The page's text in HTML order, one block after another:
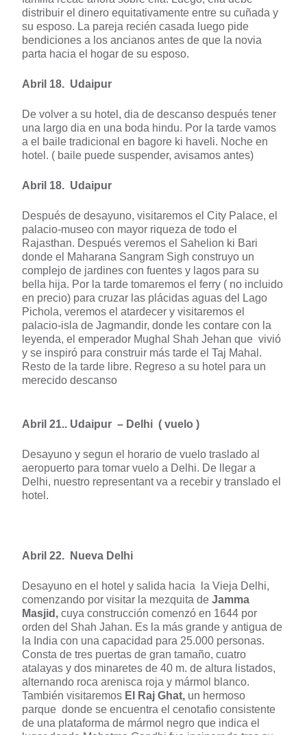
distribuir el dinero equitativamente entre su cuñada y
su esposo. La pareja recién casada luego pide
bendiciones a los ancianos antes de que la novia
parta hacia el hogar de su esposo.
Abril 18. Udaipur
De volver a su hotel, dia de descanso después tener
una largo dia en una boda hindu. Por la tarde vamos
a el baile tradicional en bagore ki haveli. Noche en
hotel. ( baile puede suspender, avisamos antes)
Abril 18. Udaipur
Después de desayuno, visitaremos el City Palace, el
palacio-museo con mayor riqueza de todo el
Rajasthan. Después veremos el Sahelion ki Bari
donde el Maharana Sangram Sigh construyo un
complejo de jardines con fuentes y lagos para su
bella hija. Por la tarde tomaremos el ferry ( no incluido
en precio) para cruzar las plácidas aguas del Lago
Pichola, veremos el atardecer y visitaremos el
palacio-isla de Jagmandir, donde les contare con la
leyenda, el emperador Mughal Shah Jehan que vivió
y se inspiró para construir más tarde el Taj Mahal.
Resto de la tarde libre. Regreso a su hotel para un
merecido descanso
Abril 21.. Udaipur – Delhi ( vuelo )
Desayuno y segun el horario de vuelo traslado al
aeropuerto para tomar vuelo a Delhi. De llegar a
Delhi, nuestro representant va a recebir y translado el
hotel.
Abril 22. Nueva Delhi
Desayuno en el hotel y salida hacia la Vieja Delhi,
comenzando por visitar la mezquita deJamma
Masjid,cuya construcción comenzó en 1644 por
orden del Shah Jahan. Es la más grande y antigua de
la India con una capacidad para 25.000 personas.
Consta de tres puertas de gran tamaño, cuatro
atalayas y dos minaretes de 40 m. de altura listados,
alternando roca arenisca roja y mármol blanco.
También visitaremos El Raj Ghat, un hermoso
parque donde se encuentra el cenotafio consistente
de una plataforma de mármol negro que indica el